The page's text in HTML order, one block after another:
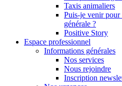
Taxis animaliers
Puis-je venir
générale ?
Positive Story
Espace professionnel
Informations générales
Nos services
Nous rejoindre
Inscription